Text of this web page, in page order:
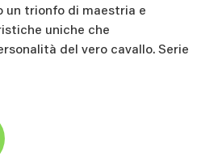
un trionfo di maestria e
uniche che
del vero cavallo. Serie